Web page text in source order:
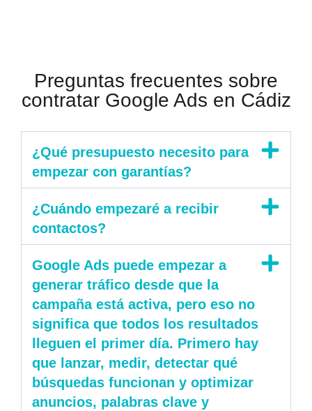
Preguntas frecuentes sobre
contratar Google Ads en Cádiz
¿Qué presupuesto necesito para
empezar con garantías?
¿Cuándo empezaré a recibir
contactos?
Google Ads puede empezar a
generar tráfico desde que la
campaña está activa, pero eso no
significa que todos los resultados
lleguen el primer día. Primero hay
que lanzar, medir, detectar qué
búsquedas funcionan y optimizar
anuncios, palabras clave y